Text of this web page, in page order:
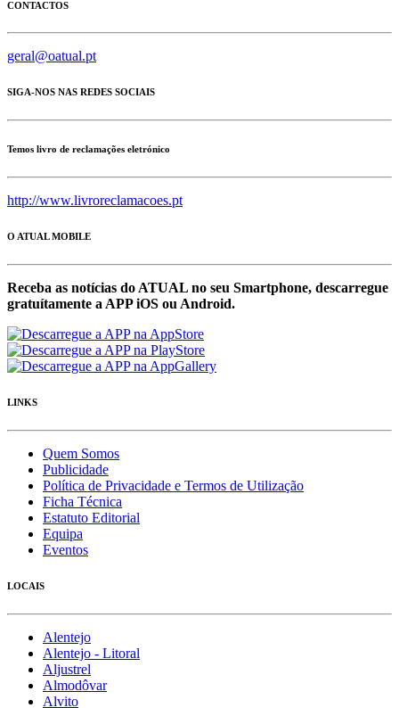
CONTACTOS
geral@oatual.pt
SIGA-NOS NAS REDES SOCIAIS
Temos livro de reclamações eletrónico
http://www.livroreclamacoes.pt
O ATUAL MOBILE
Receba as notícias do ATUAL no seu Smartphone, descarregue
gratuítamente a APP iOS ou Android.
LINKS
Quem Somos
Publicidade
Política de Privacidade e Termos de Utilização
Ficha Técnica
Estatuto Editorial
Equipa
Eventos
LOCAIS
Alentejo
Alentejo - Litoral
Aljustrel
Almodôvar
Alvito